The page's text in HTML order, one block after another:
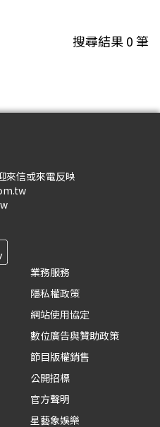
搜尋結果0筆
來信或來電反映
業務服務
隱私權政策
網站使用協定
數位廣告與贊助政策
節目版權銷售
公開招標
官方聲明
星藝象娛樂